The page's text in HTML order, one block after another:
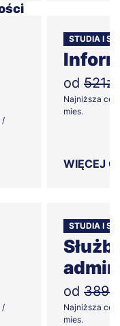
/
STUDIA I
od 521zł
Najniższa
mies.
WIĘCEJ
/
STUDIA I
od 389zł
Najniższa
mies.